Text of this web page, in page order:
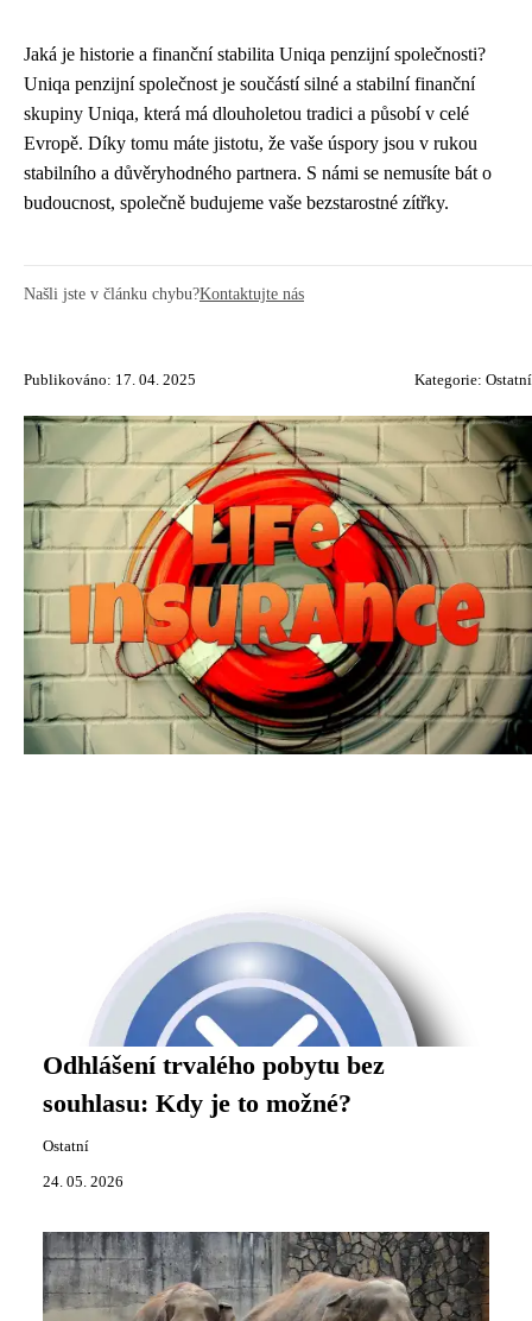
Jaká je historie a finanční stabilita Uniqa penzijní společnosti?
Uniqa penzijní společnost je součástí silné a stabilní finanční
skupiny Uniqa, která má dlouholetou tradici a působí v celé
Evropě. Díky tomu máte jistotu, že vaše úspory jsou v rukou
stabilního a důvěryhodného partnera. S námi se nemusíte bát o
budoucnost, společně budujeme vaše bezstarostné zítřky.
Našli jste v článku chybu?Kontaktujte nás
Publikováno: 17. 04. 2025 Kategorie: Ostatní
Odhlášení trvalého pobytu bez
souhlasu: Kdy je to možné?
Ostatní
24. 05. 2026